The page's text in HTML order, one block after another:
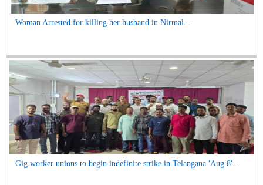
Woman Arrested for killing her husband in Nirmal...
Gig worker unions to begin indefinite strike in Telangana 'Aug 8'...